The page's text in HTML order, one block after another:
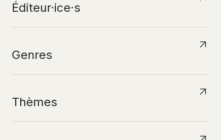
Éditeur·ice·s
Genres
Thèmes